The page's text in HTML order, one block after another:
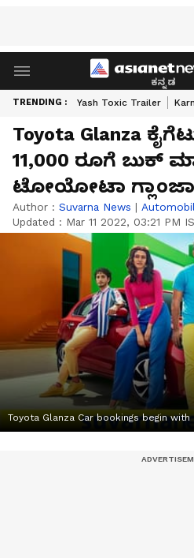
ಕನ್ನಡ
TRENDING : Yash Toxic Trailer
Toyota Glanza
11,000 ರೂಗೆ ಬುಕ್
ಟೋಯೋಟಾ
Author : Suvarna News |
Updated : Mar 11 2022, 03:21 PM
Toyota Glanza Car bookings begin with